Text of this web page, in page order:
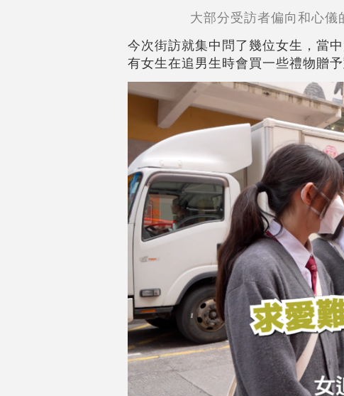
大部分受訪者偏向和心儀
今次街訪就集中問了幾位女生，當
有女生在追男生時會買一些禮物贈